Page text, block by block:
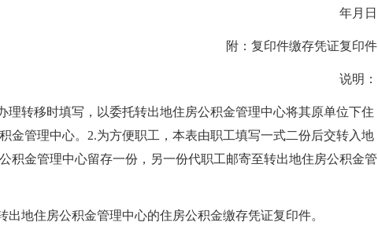
年月日
附：复印件缴存凭证复印件
说明：
理转移时填写，以委托转出地住房公积金管理中心将其原单位下住
金管理中心。2.为方便职工，本表由职工填写一式二份后交转入地
积金管理中心留存一份，另一份代职工邮寄至转出地住房公积金管
出地住房公积金管理中心的住房公积金缴存凭证复印件。